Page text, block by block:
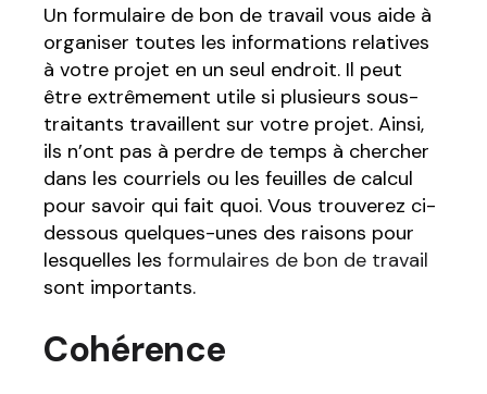
Un formulaire de bon de travail vous aide à
organiser toutes les informations relatives
à votre projet en un seul endroit. Il peut
être extrêmement utile si plusieurs sous-
traitants travaillent sur votre projet. Ainsi,
ils n’ont pas à perdre de temps à chercher
dans les courriels ou les feuilles de calcul
pour savoir qui fait quoi. Vous trouverez ci-
dessous quelques-unes des raisons pour
lesquelles lesformulaires de bon de travail
sont importants.
Cohérence